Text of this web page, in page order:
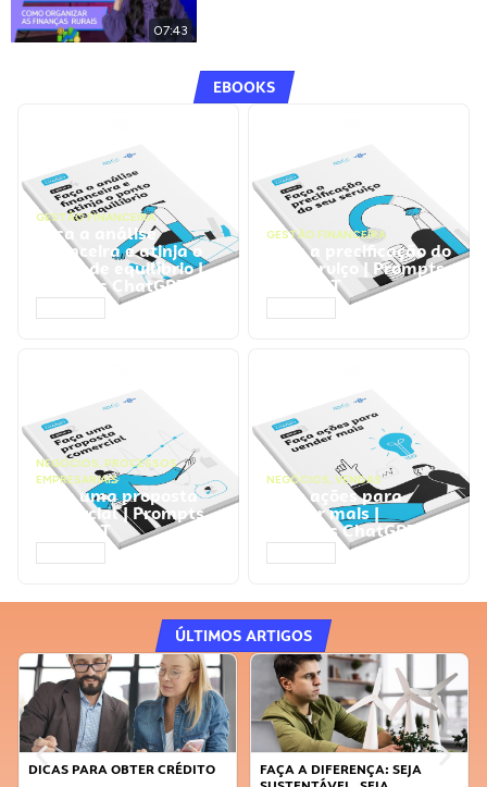
07:43
EBOOKS
GESTÃO FINANCEIRA
Faça a análise
financeira e atinja o
ponto de equilíbrio |
Prompts ChatGPT
GESTÃO FINANCEIRA
Faça a precificação do
seu serviço | Prompts
ChatGPT
NEGÓCIOS, PROCESSOS
EMPRESARIAIS
Faça uma proposta
comercial | Prompts
ChatGPT
NEGÓCIOS, VENDAS
Faça ações para
vender mais |
Prompts ChatGPT
ÚLTIMOS ARTIGOS
DICAS PARA OBTER CRÉDITO
FAÇA A DIFERENÇA: SEJA